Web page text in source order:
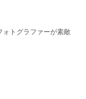
トグラファーが素敵